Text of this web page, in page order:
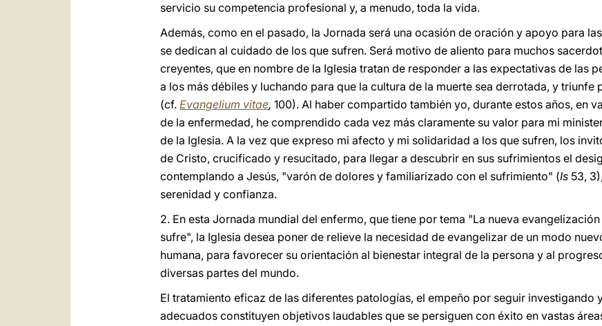
servicio su competencia profesional y, a menudo, toda la vida.
Además, como en el pasado, la Jornada será una ocasión de oración y apoyo para
se dedican al cuidado de los que sufren. Será motivo de aliento para muchos
creyentes, que en nombre de la Iglesia tratan de responder a las expectativas de las
a los más débiles y luchando para que la cultura de la muerte sea derrotada, y triunfe
(cf. Evangelium vitae, 100). Al haber compartido también yo, durante estos años, en
de la enfermedad, he comprendido cada vez más claramente su valor para mi
de la Iglesia. A la vez que expreso mi afecto y mi solidaridad a los que sufren, los
de Cristo, crucificado y resucitado, para llegar a descubrir en sus sufrimientos el
contemplando a Jesús, "varón de dolores y familiarizado con el sufrimiento" (Is 53,
serenidad y confianza.
2. En esta Jornada mundial del enfermo, que tiene por tema "La nueva
sufre", la Iglesia desea poner de relieve la necesidad de evangelizar de un modo
humana, para favorecer su orientación al bienestar integral de la persona y al
diversas partes del mundo.
El tratamiento eficaz de las diferentes patologías, el empeño por seguir investigando
adecuados constituyen objetivos laudables que se persiguen con éxito en vastas